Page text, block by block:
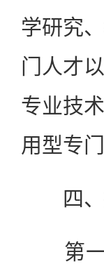
学研究
门人才
专业技
用型专
四、
第一